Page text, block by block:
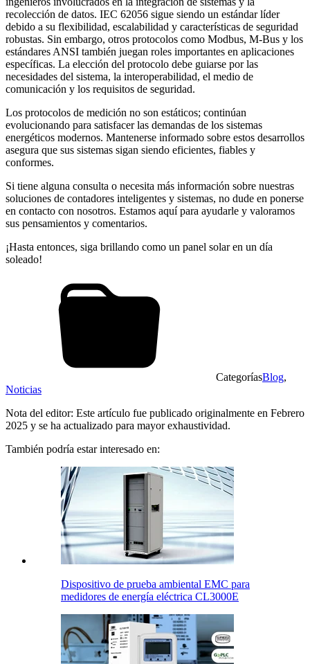
recolección de datos. IEC 62056 sigue siendo un estándar líder
debido a su flexibilidad, escalabilidad y características de seguridad
robustas. Sin embargo, otros protocolos como Modbus, M-Bus y los
estándares ANSI también juegan roles importantes en aplicaciones
específicas. La elección del protocolo debe guiarse por las
necesidades del sistema, la interoperabilidad, el medio de
comunicación y los requisitos de seguridad.
Los protocolos de medición no son estáticos; continúan
evolucionando para satisfacer las demandas de los sistemas
energéticos modernos. Mantenerse informado sobre estos desarrollos
asegura que sus sistemas sigan siendo eficientes, fiables y
conformes.
Si tiene alguna consulta o necesita más información sobre nuestras
soluciones de contadores inteligentes y sistemas, no dude en ponerse
en contacto con nosotros. Estamos aquí para ayudarle y valoramos
sus pensamientos y comentarios.
¡Hasta entonces, siga brillando como un panel solar en un día
soleado!
CategoríasBlog,
Noticias
Nota del editor: Este artículo fue publicado originalmente en Febrero
2025 y se ha actualizado para mayor exhaustividad.
También podría estar interesado en:
Dispositivo de prueba ambiental EMC para
medidores de energía eléctrica CL3000E